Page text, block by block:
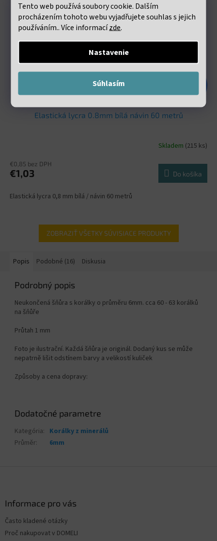
Tento web používá soubory cookie. Dalším
procházením tohoto webu vyjadřujete souhlas s jejich
používáním.. Více informacízde.
Nastavenie
Súhlasím
Elastická lycra 0.8mm bílá návin 60 metrů
Skladem (215 ks)
€0,85 bez DPH
€1,03 Do košíka
Elastická lycra 0,8 mm bílá / návin 60 metrů
ZOBRAZIŤ VŠETKY SÚVISIACE PRODUKTY
Popis Podobné (16) Diskusia
Podrobný popis
Neukončená šňůra s korálky o průměru 6mm. cca 60 - 63 korálků
na šňůře
Průtah 1 mm
Foto je ilustrační. Každá šňůra je originál. Dodaný kus se může
nepatrně lišit odstínem barvy a velikostí kuliček
Způsoby a cena dopravy:
Dodatočné parametre
Kategória: Korálky z minerálů
Průměr: 6mm
Informace pro vás
Často kladené otázky
Proč nakupovat v DOMELI